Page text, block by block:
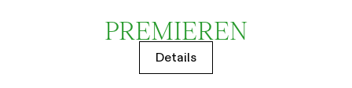
PREMIEREN
Details